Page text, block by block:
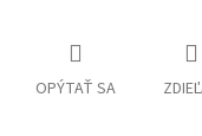
OPÝTAŤ SA